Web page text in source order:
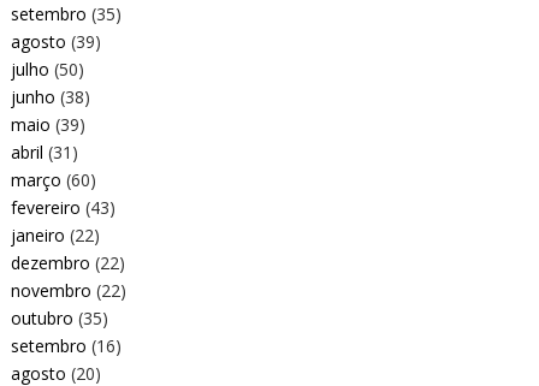
setembro (35)
agosto (39)
julho (50)
junho (38)
maio (39)
abril (31)
março (60)
fevereiro (43)
janeiro (22)
dezembro (22)
novembro (22)
outubro (35)
setembro (16)
agosto (20)